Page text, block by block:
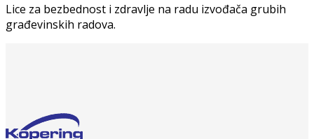
Lice za bezbednost i zdravlje na radu izvođača grubih
građevinskih radova.